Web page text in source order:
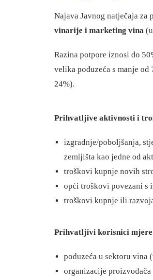
Najava Javnog natječaja za
vinarije i marketing vina
Razina potpore iznosi do
velika poduzeća s manje
24%).
Prihvatljive aktivnosti i
izgradnje/poboljšanja,
zemljišta kao jedne od
troškovi kupnje novih
opći troškovi povezani s
troškovi kupnje ili
Prihvatljivi korisnici mjere
poduzeća u sektoru vina
organizacije